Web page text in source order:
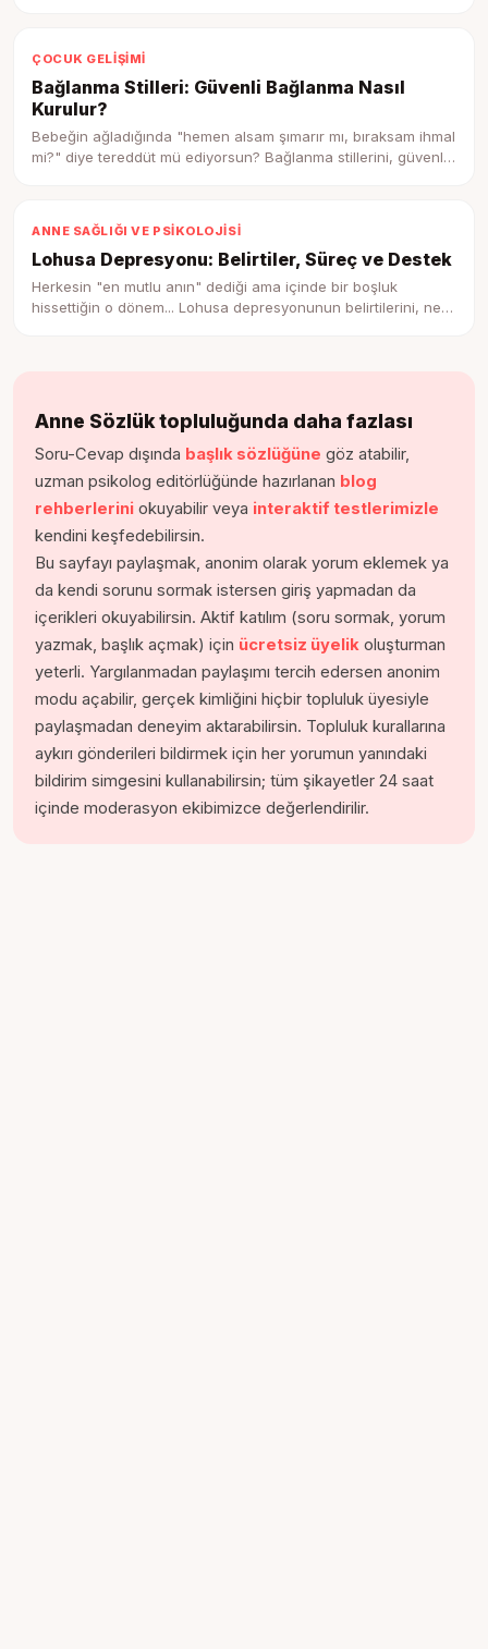
ÇOCUK GELIŞIMI
Bağlanma Stilleri: Güvenli Bağlanma Nasıl
Kurulur?
Bebeğin ağladığında "hemen alsam şımarır mı, bıraksam ihmal
mi?" diye tereddüt mü ediyorsun? Bağlanma stillerini, güvenli
ANNE SAĞLIĞI VE PSIKOLOJISI
Lohusa Depresyonu: Belirtiler, Süreç ve Destek
Herkesin "en mutlu anın" dediği ama içinde bir boşluk
hissettiğin o dönem... Lohusa depresyonunun belirtilerini, ne
Anne Sözlük topluluğunda daha fazlası
Soru-Cevap dışında başlık sözlüğüne göz atabilir,
uzman psikolog editörlüğünde hazırlanan blog
rehberlerini okuyabilir veya interaktif testlerimizle
kendini keşfedebilirsin.
Bu sayfayı paylaşmak, anonim olarak yorum eklemek ya
da kendi sorunu sormak istersen giriş yapmadan da
içerikleri okuyabilirsin. Aktif katılım (soru sormak, yorum
yazmak, başlık açmak) için ücretsiz üyelik oluşturman
yeterli. Yargılanmadan paylaşımı tercih edersen anonim
modu açabilir, gerçek kimliğini hiçbir topluluk üyesiyle
paylaşmadan deneyim aktarabilirsin. Topluluk kurallarına
aykırı gönderileri bildirmek için her yorumun yanındaki
bildirim simgesini kullanabilirsin; tüm şikayetler 24 saat
içinde moderasyon ekibimizce değerlendirilir.